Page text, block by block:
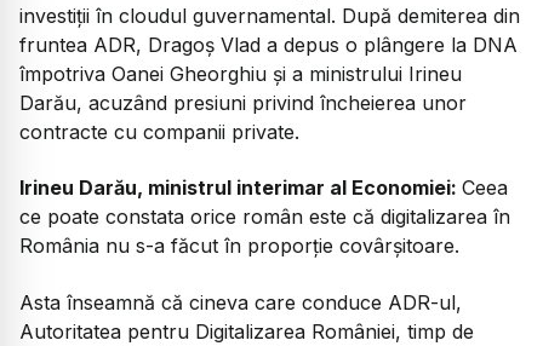
investiții în cloudul guvernamental. După demiterea din
fruntea ADR, Dragoș Vlad a depus o plângere la DNA
împotriva Oanei Gheorghiu și a ministrului Irineu
Darău, acuzând presiuni privind încheierea unor
contracte cu companii private.
Irineu Darău, ministrul interimar al Economiei: Ceea
ce poate constata orice român este că digitalizarea în
România nu s-a făcut în proporție covârșitoare.
Asta înseamnă că cineva care conduce ADR-ul,
Autoritatea pentru Digitalizarea României, timp de